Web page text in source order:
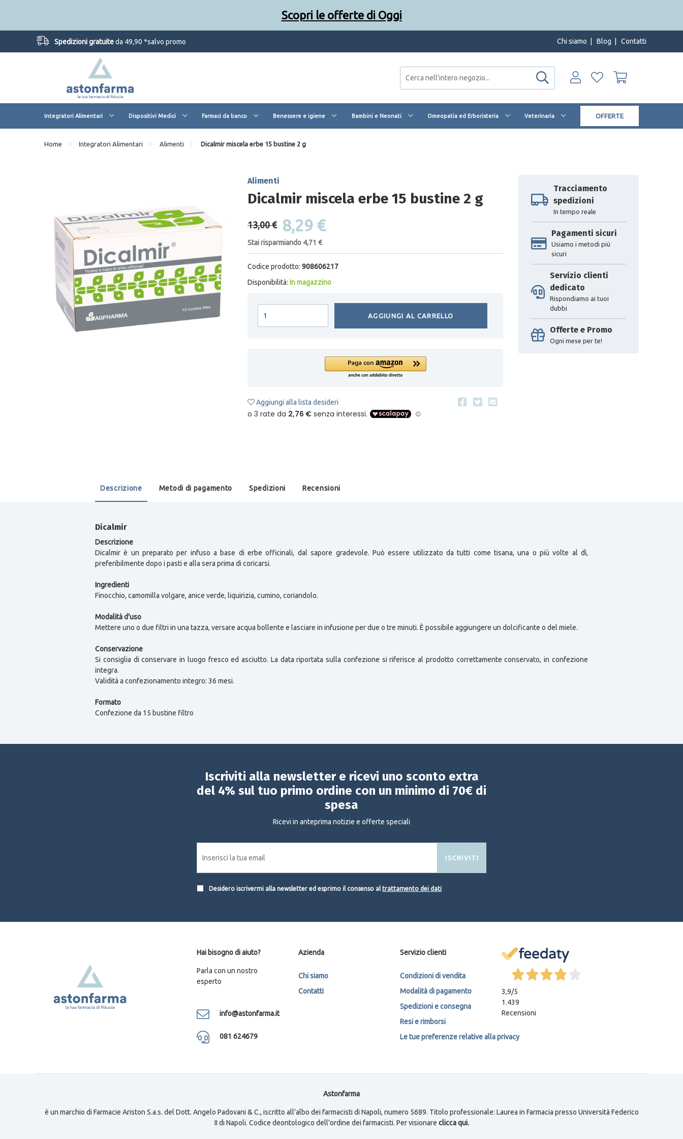
Spedizioni gratuiteda 49,90 *salvo promo Chi siamo Blog Contatti
Integratori Alimentari Dispositivi Medici Farmaci da banco Benessere e igiene Bambini e Neonati Omeopatia ed Erboristeria Veterinaria OFFERTE
Home Integratori Alimentari Alimenti Dicalmir miscela erbe 15 bustine 2 g
Alimenti
Dicalmir miscela erbe 15 bustine 2 g
13,00 € 8,29 €
Stai risparmiando 4,71 €
Codice prodotto: 908606217
Disponibilità: In magazzino
AGGIUNGI AL CARRELLO
Aggiungi alla lista desideri
Tracciamento
spedizioni
In tempo reale
Pagamenti sicuri
Usiamo i metodi più
sicuri
Servizio clienti
dedicato
Rispondiamo ai tuoi
dubbi
Offerte e Promo
Ogni mese per te!
Descrizione Metodi di pagamento Spedizioni Recensioni
Dicalmir
Descrizione
Dicalmir è un preparato per infuso a base di erbe officinali, dal sapore gradevole. Può essere utilizzato da tutti come tisana, una o più volte al dì,
preferibilmente dopo i pasti e alla sera prima di coricarsi.
Ingredienti
Finocchio, camomilla volgare, anice verde, liquirizia, cumino, coriandolo.
Modalità d'uso
Mettere uno o due filtri in una tazza, versare acqua bollente e lasciare in infusione per due o tre minuti. È possibile aggiungere un dolcificante o del miele.
Conservazione
Si consiglia di conservare in luogo fresco ed asciutto. La data riportata sulla confezione si riferisce al prodotto correttamente conservato, in confezione
integra.
Validità a confezionamento integro: 36 mesi.
Formato
Confezione da 15 bustine filtro
Iscriviti alla newsletter e ricevi uno sconto extra
del 4% sul tuo primo ordine con un minimo di 70€ di
spesa
Ricevi in anteprima notizie e offerte speciali
ISCRIVITI
Desidero iscrivermi alla newsletter ed esprimo il consenso altrattamento dei dati
Hai bisogno di aiuto?
Parla con un nostro
esperto
info@astonfarma.it
081 624679
Azienda
Chi siamo
Contatti
Servizio clienti
Condizioni di vendita
Modalità di pagamento
Spedizioni e consegna
Resi e rimborsi
Le tue preferenze relative alla privacy
3,9/5
1.439
Recensioni
Astonfarma
è un marchio di Farmacie Ariston S.a.s. del Dott. Angelo Padovani & C., iscritto all'albo dei farmacisti di Napoli, numero 5689. Titolo professionale: Laurea in Farmacia presso Università Federico
II di Napoli. Codice deontologico dell'ordine dei farmacisti. Per visionare clicca qui.
Scopri le offerte di Oggi